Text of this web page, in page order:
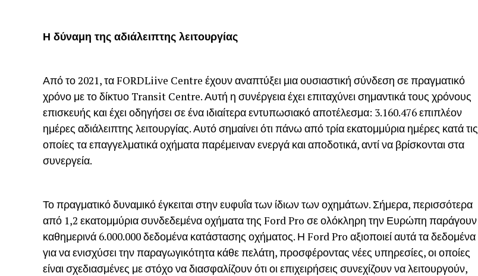
Η δύναμη της αδιάλειπτης λειτουργίας
Από το 2021, τα FORDLiive Centre έχουν αναπτύξει μια ουσιαστική σύνδεση σε πραγματικό
χρόνο με το δίκτυο Transit Centre. Αυτή η συνέργεια έχει επιταχύνει σημαντικά τους χρόνους
επισκευής και έχει οδηγήσει σε ένα ιδιαίτερα εντυπωσιακό αποτέλεσμα: 3.160.476 επιπλέον
ημέρες αδιάλειπτης λειτουργίας. Αυτό σημαίνει ότι πάνω από τρία εκατομμύρια ημέρες κατά τις
οποίες τα επαγγελματικά οχήματα παρέμειναν ενεργά και αποδοτικά, αντί να βρίσκονται στα
συνεργεία.
Το πραγματικό δυναμικό έγκειται στην ευφυΐα των ίδιων των οχημάτων. Σήμερα, περισσότερα
από 1,2 εκατομμύρια συνδεδεμένα οχήματα της Ford Pro σε ολόκληρη την Ευρώπη παράγουν
καθημερινά 6.000.000 δεδομένα κατάστασης οχήματος. Η Ford Pro αξιοποιεί αυτά τα δεδομένα
για να ενισχύσει την παραγωγικότητα κάθε πελάτη, προσφέροντας νέες υπηρεσίες, οι οποίες
είναι σχεδιασμένες με στόχο να διασφαλίζουν ότι οι επιχειρήσεις συνεχίζουν να λειτουργούν,